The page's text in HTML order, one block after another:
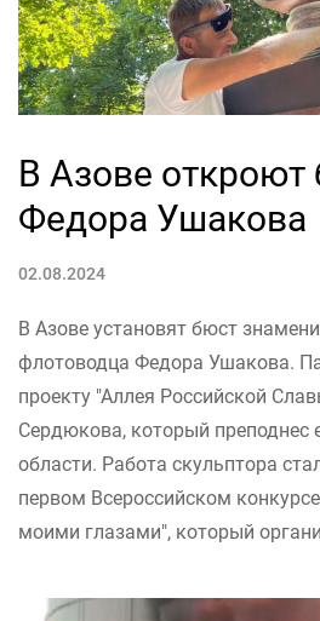
В Азове откроют
Федора Ушакова
02.08.2024
В Азове установят бюст
флотоводца Федора Ушакова.
проекту "Аллея Российской
Сердюкова, который преподнес
области. Работа скульптора
первом Всероссийском
моими глазами", который